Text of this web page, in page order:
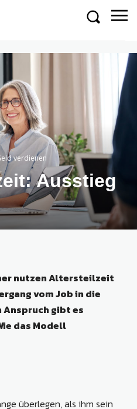
verdienen
Ausstieg
nutzen Altersteilzeit
vom Job in die
Anspruch gibt es
das Modell
überlegen, als ihm sein